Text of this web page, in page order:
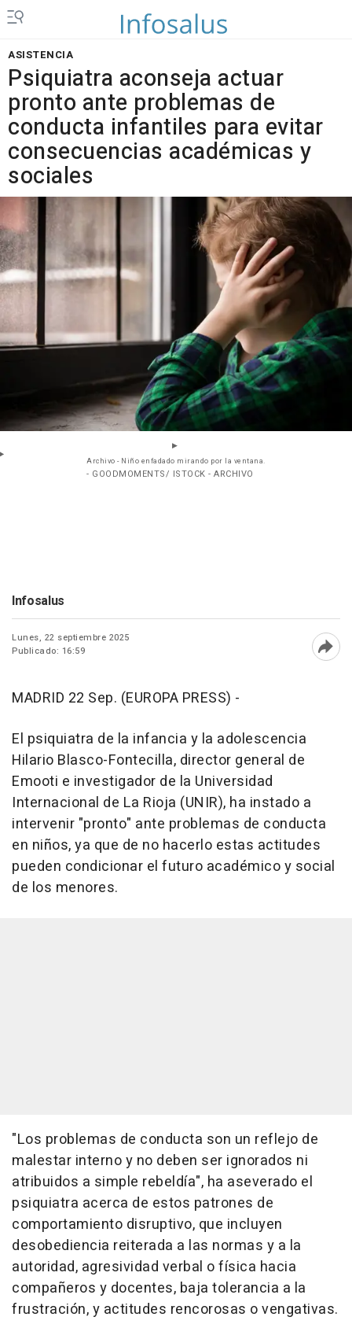
ASISTENCIA
Psiquiatra aconseja actuar
pronto ante problemas de
conducta infantiles para evitar
consecuencias académicas y
sociales
Archivo - Niño enfadado mirando por la ventana.
- GOODMOMENTS/ ISTOCK - ARCHIVO
Infosalus
Lunes, 22 septiembre 2025
Publicado: 16:59
MADRID 22 Sep. (EUROPA PRESS) -
El psiquiatra de la infancia y la adolescencia
Hilario Blasco-Fontecilla, director general de
Emooti e investigador de la Universidad
Internacional de La Rioja (UNIR), ha instado a
intervenir "pronto" ante problemas de conducta
en niños, ya que de no hacerlo estas actitudes
pueden condicionar el futuro académico y social
de los menores.
"Los problemas de conducta son un reflejo de
malestar interno y no deben ser ignorados ni
atribuidos a simple rebeldía", ha aseverado el
psiquiatra acerca de estos patrones de
comportamiento disruptivo, que incluyen
desobediencia reiterada a las normas y a la
autoridad, agresividad verbal o física hacia
compañeros y docentes, baja tolerancia a la
frustración, y actitudes rencorosas o vengativas.